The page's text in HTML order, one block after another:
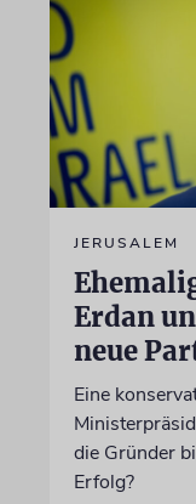
JERUSALEM
Erdan
neue
Eine
die Gründer
Erfolg?